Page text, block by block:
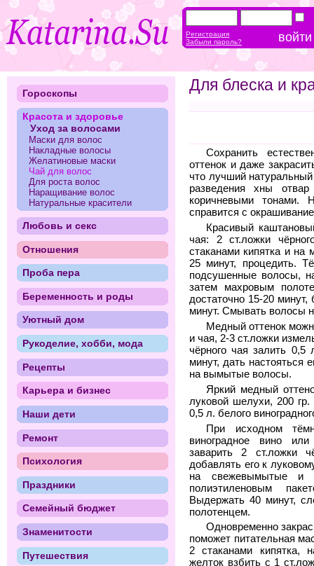
Для блеска и
Сохранить
оттенок и даже
что лучший
разведения хны
коричневыми тонами.
справится с
Красивый
чая: 2 ст.ложки
стаканами кипятка и на
25 минут, процедить.
подсушенные волосы,
затем махровым
достаточно 15-20
минут. Смывать волосы
Медный оттенок
и чая, 2-3 ст.ложки
чёрного чая залить 0,5
минут, дать настояться
на вымытые волосы.
Яркий медный
луковой шелухи, 200
0,5 л. белого
При исходном
виноградное вино
заварить 2 ст.ложки
добавлять его к
на свежевымытые и
полиэтиленовым
Выдержать 40 минут,
полотенцем.
Одновременно
поможет питательная
2 стаканами кипятка,
желток взбить с 1
Гороскопы
Красота и здоровье
Уход за волосами
Маски для волос
Накладные волосы
Желатиновые маски
Чай для волос
Для роста волос
Наращивание волос
Натуральные красители
Любовь и секс
Отношения
Проба пера
Беременность и роды
Уютный дом
Рукоделие, хобби, мода
Рецепты
Карьера и бизнес
Наши дети
Ремонт
Психология
Праздники
Семейный бюджет
Знаменитости
Путешествия
Регистрация
Забыли пароль?